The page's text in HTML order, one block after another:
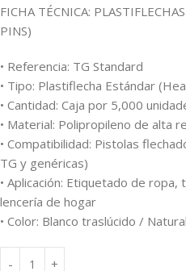
FICHA TÉCNICA:
PINS)
• Referencia: TG Standard
• Tipo: Plastiflecha Estándar
• Cantidad: Caja por 5,000
• Material: Polipropileno de alta
• Compatibilidad: Pistolas
TG y genéricas)
• Aplicación: Etiquetado de
lencería de hogar
• Color: Blanco traslúcido / Natural